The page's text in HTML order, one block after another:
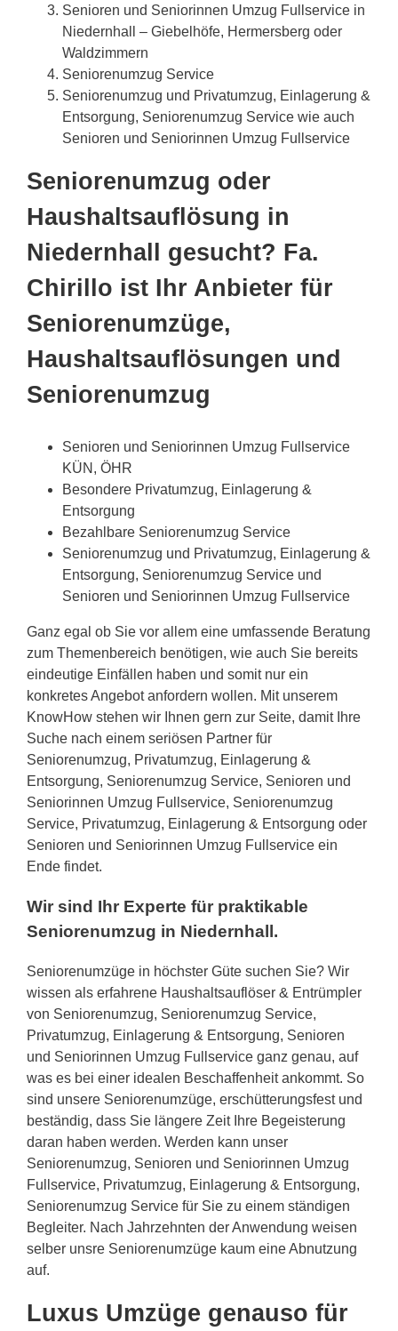
Senioren und Seniorinnen Umzug Fullservice in
Niedernhall – Giebelhöfe, Hermersberg oder
Waldzimmern
Seniorenumzug Service
Seniorenumzug und Privatumzug, Einlagerung &
Entsorgung, Seniorenumzug Service wie auch
Senioren und Seniorinnen Umzug Fullservice
Seniorenumzug oder
Haushaltsauflösung in
Niedernhall gesucht? Fa.
Chirillo ist Ihr Anbieter für
Seniorenumzüge,
Haushaltsauflösungen und
Seniorenumzug
Senioren und Seniorinnen Umzug Fullservice
KÜN, ÖHR
Besondere Privatumzug, Einlagerung &
Entsorgung
Bezahlbare Seniorenumzug Service
Seniorenumzug und Privatumzug, Einlagerung &
Entsorgung, Seniorenumzug Service und
Senioren und Seniorinnen Umzug Fullservice
Ganz egal ob Sie vor allem eine umfassende Beratung
zum Themenbereich benötigen, wie auch Sie bereits
eindeutige Einfällen haben und somit nur ein
konkretes Angebot anfordern wollen. Mit unserem
KnowHow stehen wir Ihnen gern zur Seite, damit Ihre
Suche nach einem seriösen Partner für
Seniorenumzug, Privatumzug, Einlagerung &
Entsorgung, Seniorenumzug Service, Senioren und
Seniorinnen Umzug Fullservice, Seniorenumzug
Service, Privatumzug, Einlagerung & Entsorgung oder
Senioren und Seniorinnen Umzug Fullservice ein
Ende findet.
Wir sind Ihr Experte für praktikable
Seniorenumzug in Niedernhall.
Seniorenumzüge in höchster Güte suchen Sie? Wir
wissen als erfahrene Haushaltsauflöser & Entrümpler
von Seniorenumzug, Seniorenumzug Service,
Privatumzug, Einlagerung & Entsorgung, Senioren
und Seniorinnen Umzug Fullservice ganz genau, auf
was es bei einer idealen Beschaffenheit ankommt. So
sind unsere Seniorenumzüge, erschütterungsfest und
beständig, dass Sie längere Zeit Ihre Begeisterung
daran haben werden. Werden kann unser
Seniorenumzug, Senioren und Seniorinnen Umzug
Fullservice, Privatumzug, Einlagerung & Entsorgung,
Seniorenumzug Service für Sie zu einem ständigen
Begleiter. Nach Jahrzehnten der Anwendung weisen
selber unsre Seniorenumzüge kaum eine Abnutzung
auf.
Luxus Umzüge genauso für